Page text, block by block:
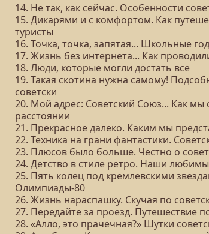
14. Не так, как сейчас. Особенности
15. Дикарями и с комфортом. Как
туристы
16. Точка, точка, запятая... Школьные
17. Жизнь без интернета... Как
18. Люди, которые могли достать все
19. Такая скотина нужна самому!
советски
20. Мой адрес: Советский Союз... Как
расстоянии
21. Прекрасное далеко. Каким мы
22. Техника на грани фантастики.
23. Плюсов было больше. Честно о
24. Детство в стиле ретро. Наши
25. Пять колец под кремлевскими
Олимпиады-80
26. Жизнь нараспашку. Скучая по
27. Передайте за проезд. Путешествие
28. «Алло, это прачечная?» Шутки